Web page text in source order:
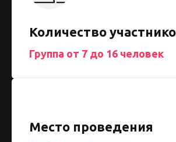
Количество
Группа от 7 до 16 человек
Место проведения